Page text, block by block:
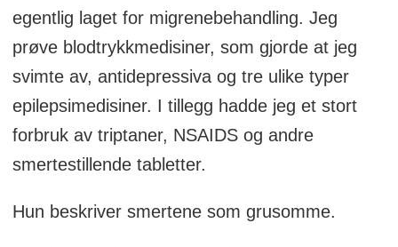
egentlig laget for migrenebehandling. Jeg
prøve blodtrykkmedisiner, som gjorde at jeg
svimte av, antidepressiva og tre ulike typer
epilepsimedisiner. I tillegg hadde jeg et stort
forbruk av triptaner, NSAIDS og andre
smertestillende tabletter.
Hun beskriver smertene som grusomme.